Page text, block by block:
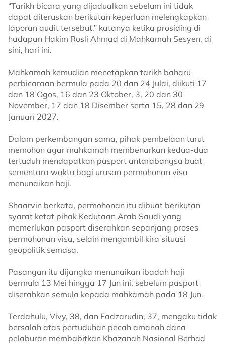
“Tarikh bicara yang dijadualkan sebelum ini tidak
dapat diteruskan berikutan keperluan melengkapkan
laporan audit tersebut,” katanya ketika prosiding di
hadapan Hakim Rosli Ahmad di Mahkamah Sesyen, di
sini, hari ini.
Mahkamah kemudian menetapkan tarikh baharu
perbicaraan bermula pada 20 dan 24 Julai, diikuti 17
dan 18 Ogos, 16 dan 23 Oktober, 3, 20 dan 30
November, 17 dan 18 Disember serta 15, 28 dan 29
Januari 2027.
Dalam perkembangan sama, pihak pembelaan turut
memohon agar mahkamah membenarkan kedua-dua
tertuduh mendapatkan pasport antarabangsa buat
sementara waktu bagi urusan permohonan visa
menunaikan haji.
Shaarvin berkata, permohonan itu dibuat berikutan
syarat ketat pihak Kedutaan Arab Saudi yang
memerlukan pasport diserahkan sepanjang proses
permohonan visa, selain mengambil kira situasi
geopolitik semasa.
Pasangan itu dijangka menunaikan ibadah haji
bermula 13 Mei hingga 17 Jun ini, sebelum pasport
diserahkan semula kepada mahkamah pada 18 Jun.
Terdahulu, Vivy, 38, dan Fadzarudin, 37, mengaku tidak
bersalah atas pertuduhan pecah amanah dana
pelaburan membabitkan Khazanah Nasional Berhad